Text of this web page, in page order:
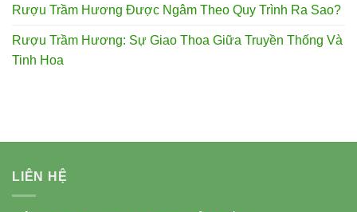
Rượu Trầm Hương Được Ngâm Theo Quy Trình Ra Sao?
Rượu Trầm Hương: Sự Giao Thoa Giữa Truyền Thống Và
Tinh Hoa
LIÊN HỆ